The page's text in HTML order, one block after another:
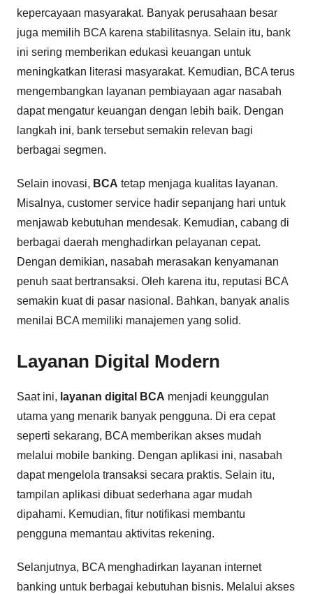
kepercayaan masyarakat. Banyak perusahaan besar
juga memilih BCA karena stabilitasnya. Selain itu, bank
ini sering memberikan edukasi keuangan untuk
meningkatkan literasi masyarakat. Kemudian, BCA terus
mengembangkan layanan pembiayaan agar nasabah
dapat mengatur keuangan dengan lebih baik. Dengan
langkah ini, bank tersebut semakin relevan bagi
berbagai segmen.
Selain inovasi, BCA tetap menjaga kualitas layanan.
Misalnya, customer service hadir sepanjang hari untuk
menjawab kebutuhan mendesak. Kemudian, cabang di
berbagai daerah menghadirkan pelayanan cepat.
Dengan demikian, nasabah merasakan kenyamanan
penuh saat bertransaksi. Oleh karena itu, reputasi BCA
semakin kuat di pasar nasional. Bahkan, banyak analis
menilai BCA memiliki manajemen yang solid.
Layanan Digital Modern
Saat ini, layanan digital BCA menjadi keunggulan
utama yang menarik banyak pengguna. Di era cepat
seperti sekarang, BCA memberikan akses mudah
melalui mobile banking. Dengan aplikasi ini, nasabah
dapat mengelola transaksi secara praktis. Selain itu,
tampilan aplikasi dibuat sederhana agar mudah
dipahami. Kemudian, fitur notifikasi membantu
pengguna memantau aktivitas rekening.
Selanjutnya, BCA menghadirkan layanan internet
banking untuk berbagai kebutuhan bisnis. Melalui akses